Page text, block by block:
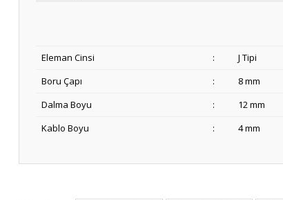
Eleman Cinsi :
J Tipi
Boru Çapı
:
8 mm
Dalma Boyu
:
12 mm
Kablo Boyu
: 4 mm